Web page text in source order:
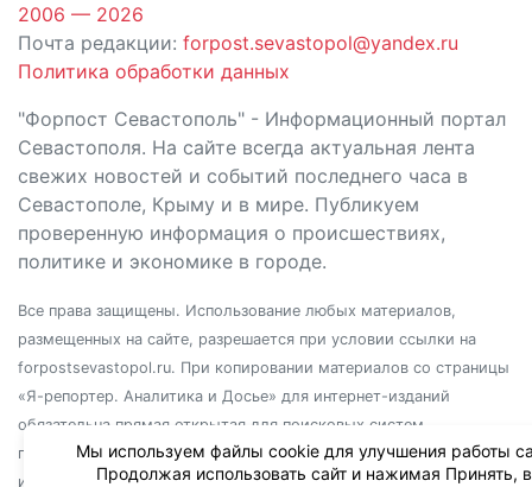
2006 — 2026
Почта редакции: forpost.sevastopol@yandex.ru
Политика обработки данных
"Форпост Севастополь" - Информационный портал
Севастополя. На сайте всегда актуальная лента
свежих новостей и событий последнего часа в
Севастополе, Крыму и в мире. Публикуем
проверенную информация о происшествиях,
политике и экономике в городе.
Все права защищены. Использование любых материалов,
размещенных на сайте, разрешается при условии ссылки на
forpostsevastopol.ru. При копировании материалов со страницы
«Я-репортер. Аналитика и Досье» для интернет-изданий
обязательна прямая открытая для поисковых систем
гиперссылка. Независимо от полного или частичного
использования материалов, ссылка должна быть размещена в
Мы используем файлы cookie для улучшения работы
Продолжая использовать сайт и нажимая Принять,